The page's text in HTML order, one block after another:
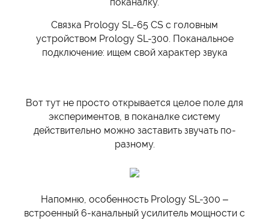
Связка Prology SL-65 CS с головным
устройством Prology SL-300. Поканальное
подключение: ищем свой характер звука
Вот тут не просто открывается целое поле для
экспериментов, в поканалке систему
действительно можно заставить звучать по-
разному.
Напомню, особенность Prology SL-300 –
встроенный 6-канальный усилитель мощности с